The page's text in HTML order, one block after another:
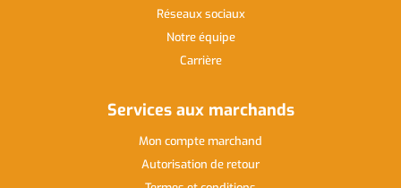
Réseaux sociaux
Notre équipe
Carrière
Services aux marchands
Mon compte marchand
Autorisation de retour